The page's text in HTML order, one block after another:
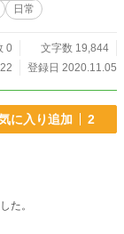
日常
0
文字数 19,844
登録日 2020.11.05
に入り追加 2
た。